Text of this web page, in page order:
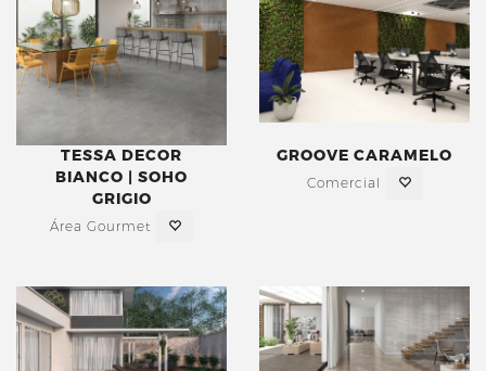
TESSA DECOR
BIANCO | SOHO
GRIGIO
Área Gourmet
GROOVE CARAMELO
Comercial